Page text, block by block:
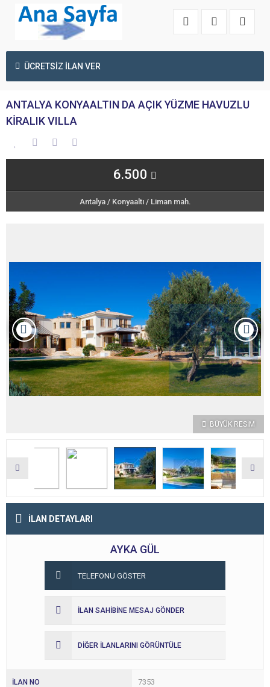
ÜCRETSİZ İLAN VER
ANTALYA KONYAALTIN DA AÇIK YÜZME HAVUZLU
KİRALIK VILLA
6.500
Antalya/ Konyaaltı/ Liman mah.
BÜYÜK RESİM
İLAN DETAYLARI
AYKA GÜL
TELEFONU GÖSTER
İLAN SAHİBİNE MESAJ GÖNDER
DİĞER İLANLARINI GÖRÜNTÜLE
İLAN NO 7353